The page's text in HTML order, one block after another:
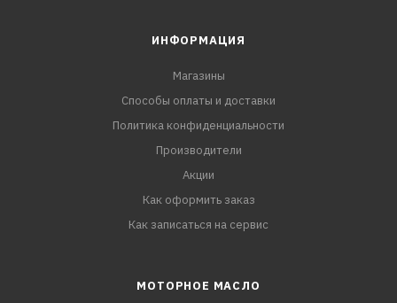
ИНФОРМАЦИЯ
Магазины
Способы оплаты и доставки
Политика конфиденциальности
Производители
Акции
Как оформить заказ
Как записаться на сервис
МОТОРНОЕ МАСЛО